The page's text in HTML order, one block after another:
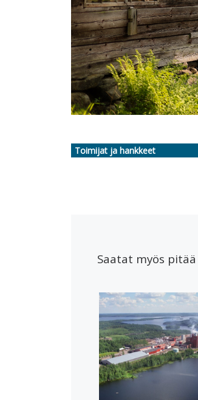
Toimijat ja hankkeet
Saatat myös pitää